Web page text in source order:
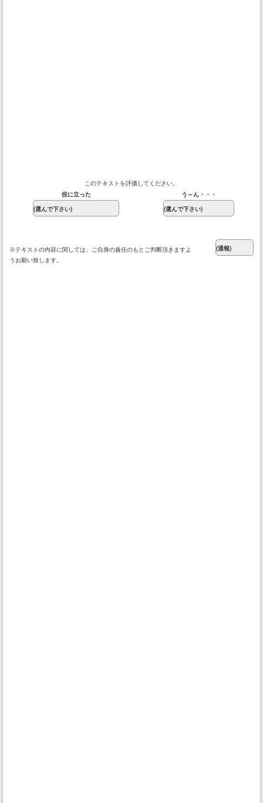
このテキストを評価してください。
役に立った
う～ん・・・
※テキストの内容に関しては、ご自身の責任のもとご判断頂きますよ
うお願い致します。